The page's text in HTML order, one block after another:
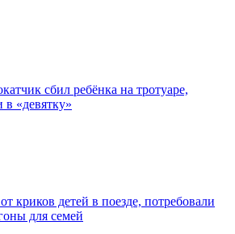
сбил ребёнка на тротуаре,
в «девятку»
криков детей в поезде, потребовали
для семей